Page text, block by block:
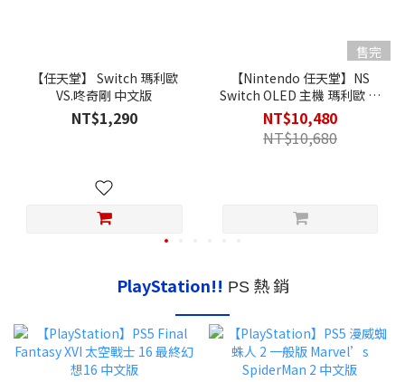
【任天堂】 Switch 瑪利歐
VS.咚奇剛 中文版
NT$1,290
售完
【Nintendo 任天堂】NS
Switch OLED 主機 瑪利歐 亮
麗紅 台灣公司貨
NT$10,480
NT$10,680
PlayStation!! PS熱 銷